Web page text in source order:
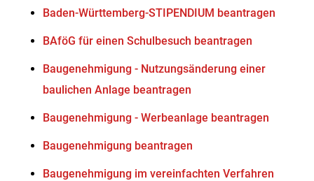
Baden-Württemberg-STIPENDIUM beantragen
BAföG für einen Schulbesuch beantragen
Baugenehmigung - Nutzungsänderung einer
baulichen Anlage beantragen
Baugenehmigung - Werbeanlage beantragen
Baugenehmigung beantragen
Baugenehmigung im vereinfachten Verfahren